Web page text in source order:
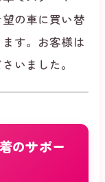
の車に買い替
す。お客様は
いました。
のサポー